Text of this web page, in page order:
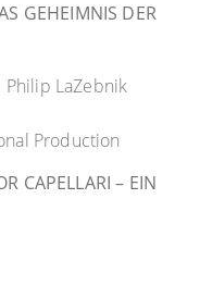
GEHEIMNIS DER
LaZebnik
Production
CAPELLARI – EIN